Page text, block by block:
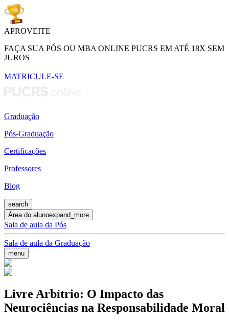
APROVEITE
FAÇA SUA PÓS OU MBA ONLINE PUCRS EM ATÉ 18X SEM
JUROS
MATRICULE-SE
Graduação
Pós-Graduação
Certificações
Professores
Blog
search
Área do alunoexpand_more
Sala de aula da Pós
Sala de aula da Graduação
menu
Livre Arbítrio: O Impacto das
Neurociências na Responsabilidade Moral